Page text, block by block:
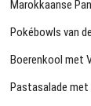
Marokkaanse
Pokébowls van
Boerenkool met
Pastasalade